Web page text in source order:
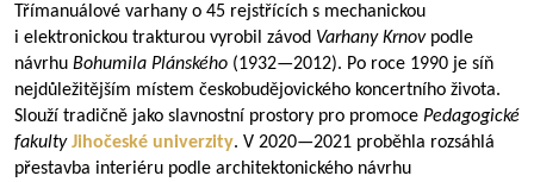
Třímanuálové varhany o 45 rejstřících s mechanickou
i elektronickou trakturou vyrobil závod Varhany Krnov podle
návrhu Bohumila Plánského (1932—2012). Po roce 1990 je síň
nejdůležitějším místem českobudějovického koncertního života.
Slouží tradičně jako slavnostní prostory pro promoce Pedagogické
fakulty Jihočeské univerzity. V 2020—2021 proběhla rozsáhlá
přestavba interiéru podle architektonického návrhu